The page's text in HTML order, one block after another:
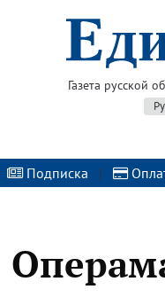
Газета русской
Подписка |